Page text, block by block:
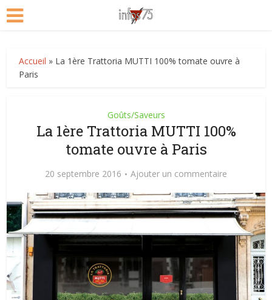
Accueil » La 1ère Trattoria MUTTI 100% tomate ouvre à
Paris
Goûts/Saveurs
La 1ère Trattoria MUTTI 100%
tomate ouvre à Paris
20 septembre 2016 Ajouter un commentaire